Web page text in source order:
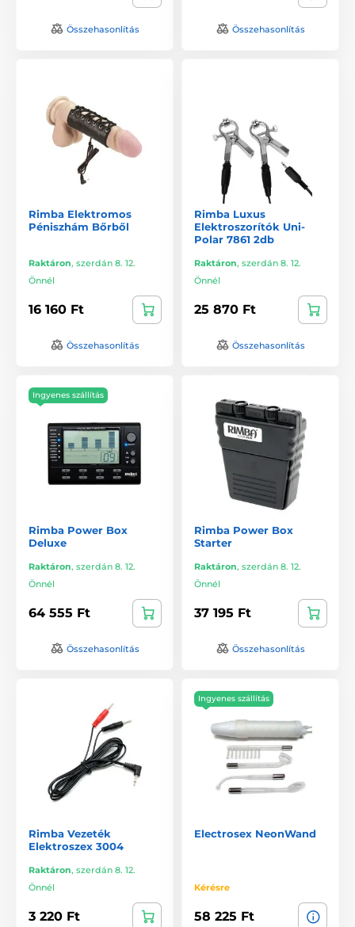
Összehasonlítás Összehasonlítás
Rimba Elektromos
Péniszhám Bőrből
Raktáron, szerdán 8. 12.
Önnél
16 160 Ft
Összehasonlítás
Rimba Luxus
Elektroszorítók Uni-
Polar 7861 2db
Raktáron, szerdán 8. 12.
Önnél
25 870 Ft
Összehasonlítás
Ingyenes szállítás
Rimba Power Box
Deluxe
Raktáron, szerdán 8. 12.
Önnél
64 555 Ft
Összehasonlítás
Rimba Power Box
Starter
Raktáron, szerdán 8. 12.
Önnél
37 195 Ft
Összehasonlítás
Rimba Vezeték
Elektroszex 3004
Raktáron, szerdán 8. 12.
Önnél
3 220 Ft
Ingyenes szállítás
Electrosex NeonWand
Kérésre
58 225 Ft